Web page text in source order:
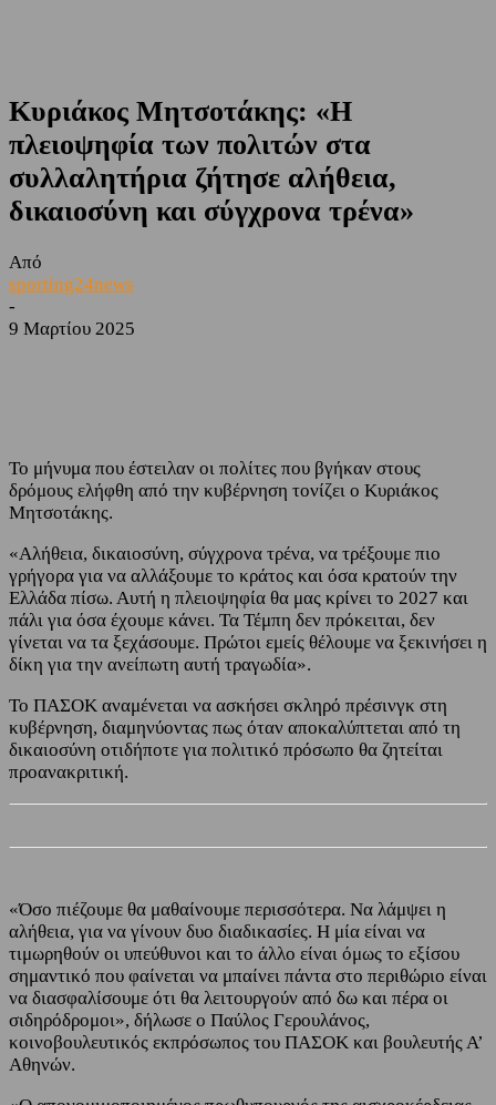
Κυριάκος Μητσοτάκης: «Η
πλειοψηφία των πολιτών στα
συλλαλητήρια ζήτησε αλήθεια,
δικαιοσύνη και σύγχρονα τρένα»
Από
sporting24news
-
9 Μαρτίου 2025
Το μήνυμα που έστειλαν οι πολίτες που βγήκαν στους
δρόμους ελήφθη από την κυβέρνηση τονίζει ο Κυριάκος
Μητσοτάκης.
«Αλήθεια, δικαιοσύνη, σύγχρονα τρένα, να τρέξουμε πιο
γρήγορα για να αλλάξουμε το κράτος και όσα κρατούν την
Ελλάδα πίσω. Αυτή η πλειοψηφία θα μας κρίνει το 2027 και
πάλι για όσα έχουμε κάνει. Τα Τέμπη δεν πρόκειται, δεν
γίνεται να τα ξεχάσουμε. Πρώτοι εμείς θέλουμε να ξεκινήσει η
δίκη για την ανείπωτη αυτή τραγωδία».
Το ΠΑΣΟΚ αναμένεται να ασκήσει σκληρό πρέσινγκ στη
κυβέρνηση, διαμηνύοντας πως όταν αποκαλύπτεται από τη
δικαιοσύνη οτιδήποτε για πολιτικό πρόσωπο θα ζητείται
προανακριτική.
«Όσο πιέζουμε θα μαθαίνουμε περισσότερα. Να λάμψει η
αλήθεια, για να γίνουν δυο διαδικασίες. Η μία είναι να
τιμωρηθούν οι υπεύθυνοι και το άλλο είναι όμως το εξίσου
σημαντικό που φαίνεται να μπαίνει πάντα στο περιθώριο είναι
να διασφαλίσουμε ότι θα λειτουργούν από δω και πέρα οι
σιδηρόδρομοι», δήλωσε ο Παύλος Γερουλάνος,
κοινοβουλευτικός εκπρόσωπος του ΠΑΣΟΚ και βουλευτής Α’
Αθηνών.